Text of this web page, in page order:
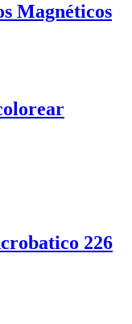
Magnéticos
226